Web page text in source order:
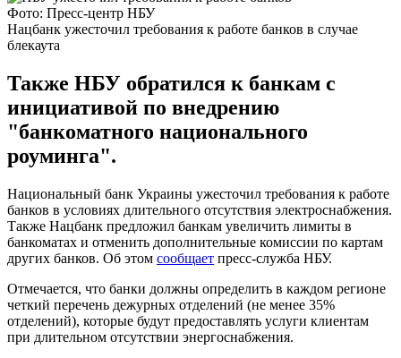
Фото: Пресс-центр НБУ
Нацбанк ужесточил требования к работе банков в случае
блекаута
Также НБУ обратился к банкам с
инициативой по внедрению
"банкоматного национального
роуминга".
Национальный банк Украины ужесточил требования к работе
банков в условиях длительного отсутствия электроснабжения.
Также Нацбанк предложил банкам увеличить лимиты в
банкоматах и отменить дополнительные комиссии по картам
других банков. Об этом сообщает пресс-служба НБУ.
Отмечается, что банки должны определить в каждом регионе
четкий перечень дежурных отделений (не менее 35%
отделений), которые будут предоставлять услуги клиентам
при длительном отсутствии энергоснабжения.